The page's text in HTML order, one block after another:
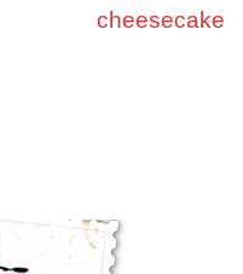
cheesecake